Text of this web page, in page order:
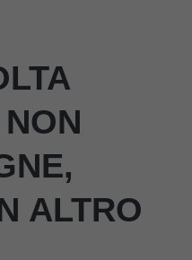
ALTRO